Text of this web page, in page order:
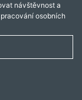
návštěvnost a
osobních